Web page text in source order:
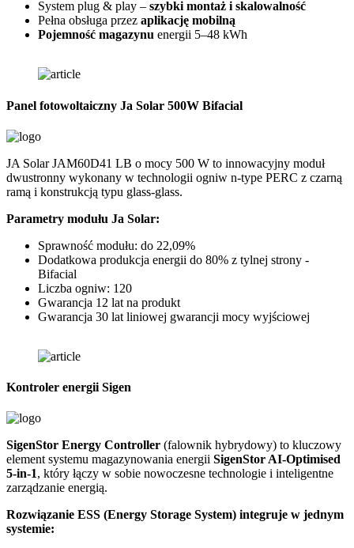
System plug & play – szybki montaż i skalowalność
Pełna obsługa przez aplikację mobilną
Pojemność magazynu energii 5–48 kWh
Panel fotowoltaiczny Ja Solar 500W Bifacial
JA Solar JAM60D41 LB o mocy 500 W to innowacyjny moduł
dwustronny wykonany w technologii ogniw n-type PERC z czarną
ramą i konstrukcją typu glass-glass.
Parametry modułu Ja Solar:
Sprawność modułu: do 22,09%
Dodatkowa produkcja energii do 80% z tylnej strony -
Bifacial
Liczba ogniw: 120
Gwarancja 12 lat na produkt
Gwarancja 30 lat liniowej gwarancji mocy wyjściowej
Kontroler energii Sigen
SigenStor Energy Controller (falownik hybrydowy) to kluczowy
element systemu magazynowania energii SigenStor AI-Optimised
5-in-1, który łączy w sobie nowoczesne technologie i inteligentne
zarządzanie energią.
Rozwiązanie ESS (Energy Storage System) integruje w jednym
systemie: